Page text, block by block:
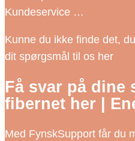
Kundeservice …
Kunne du ikke finde det,
dit spørgsmål til os her
Få svar på dine
fibernet her |
Med FynskSupport får du